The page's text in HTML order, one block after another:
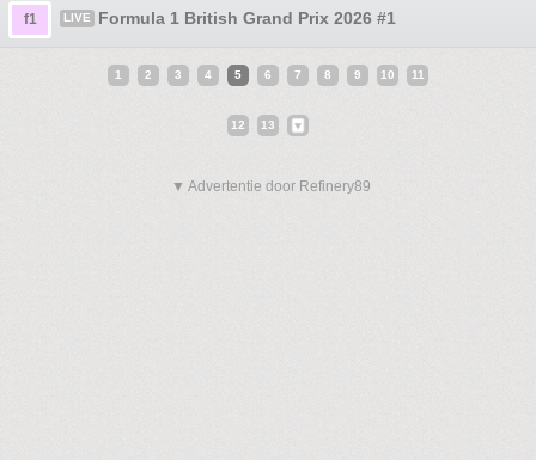
f1 LIVE Formula 1 British Grand Prix 2026 #1
1 2 3 4 5 6 7 8 9 10 11
12 13
▼ Advertentie door Refinery89